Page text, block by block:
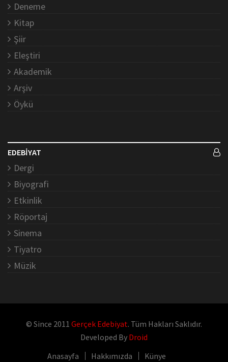
Deneme
Kitap
Şiir
Eleştiri
Akademik
Arşiv
Öykü
EDEBİYAT
Dergi
Biyografi
Etkinlik
Röportaj
Sinema
Tiyatro
Müzik
© Since 2011 Gerçek Edebiyat. Tüm Hakları Saklıdır.
Developed By Droid
Anasayfa
Hakkımızda Künye